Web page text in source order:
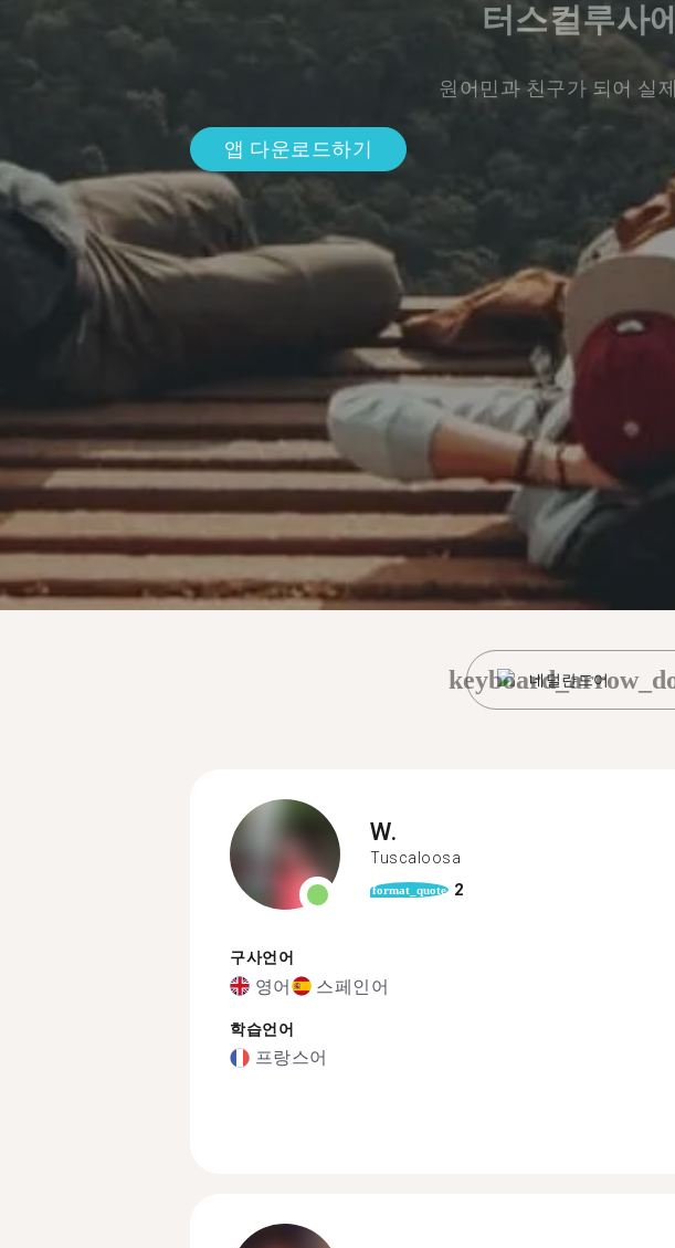
터스컬루사
원어민과 친구가 되어 실
앱 다운로드하기
네덜란드어
W.
Tuscaloosa
format_quote 2
구사언어
영어 스페인어
학습언어
프랑스어